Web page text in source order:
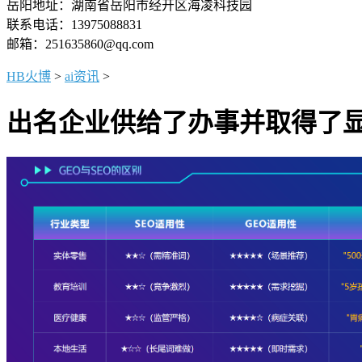
岳阳地址：湖南省岳阳市经开区海凌科技园
联系电话：13975088831
邮箱：251635860@qq.com
HB火博 > ai资讯 >
出名企业供给了办事并取得了